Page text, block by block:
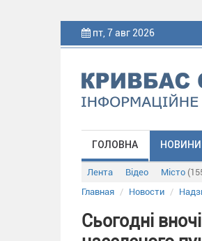
пт, 7 авг 2026
ГОЛОВНА НОВИНИ
Лента Відео Місто
Главная
Новости
Сьогодні